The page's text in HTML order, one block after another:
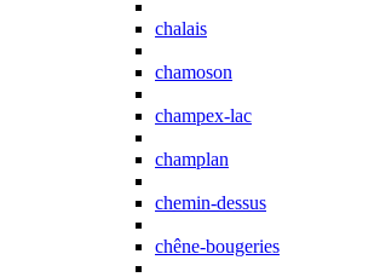
chalais
chamoson
champex-lac
champlan
chemin-dessus
chêne-bougeries